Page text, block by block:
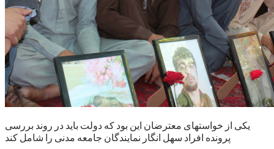
یکی از خواستهای معترضان این بود که دولت باید در روند بررسی
پرونده افراد سهل انگار نمایندگان جامعه مدنی را شامل کند